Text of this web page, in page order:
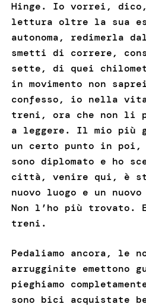
Hinge. Io vorrei,
lettura oltre la sua
autonoma, redimerla
smetti di correre,
sette, di quei
in movimento non
confesso, io nella
treni, ora che non li
a leggere. Il mio più
un certo punto in poi,
sono diplomato e ho
città, venire qui, è
nuovo luogo e un
Non l’ho più trovato.
treni.
Pedaliamo ancora, le
arrugginite emettono
pieghiamo
sono bici acquistate